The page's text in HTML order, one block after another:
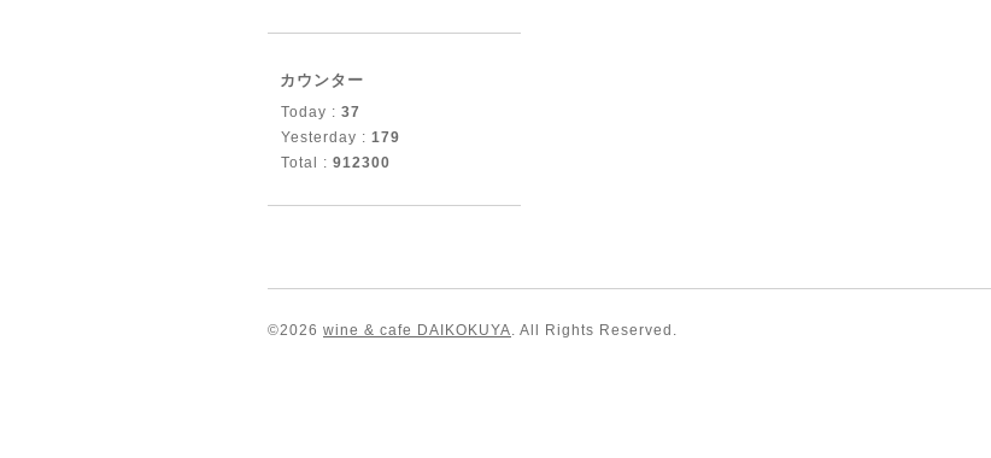
カウンター
Today : 37
Yesterday : 179
Total : 912300
©2026 wine & cafe DAIKOKUYA. All Rights Reserved.